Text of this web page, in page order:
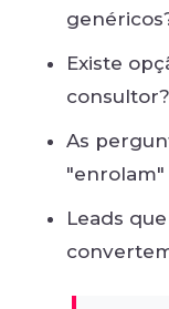
Existe
consultor?
As
"enrolam"
Leads